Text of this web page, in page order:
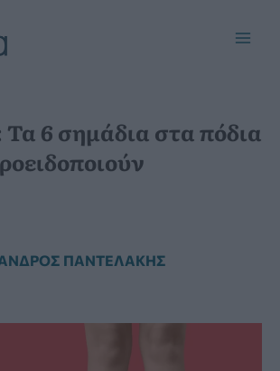
6 σημάδια στα πόδια
ΠΑΝΤΕΛΆΚΗΣ